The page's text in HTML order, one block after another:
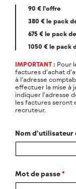
90 € l’offre
380 € le pack
675 € le pack
1050 € le pack
IMPORTANT : Pour
factures d’achat
à l’adresse
effectuer la mise à
indiquer l’adresse
les factures seront
recruteur.
Nom d’utilisateur
Mot de passe*